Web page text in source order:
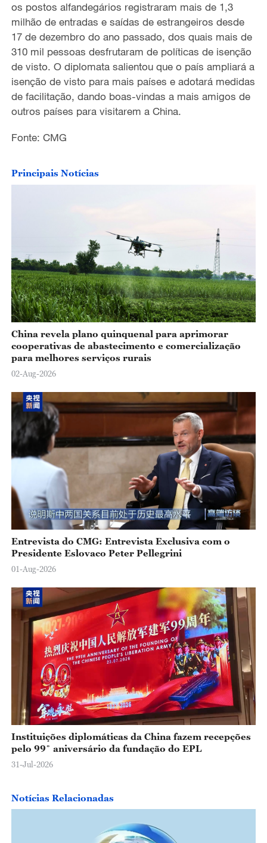
os postos alfandegários registraram mais de 1,3
milhão de entradas e saídas de estrangeiros desde
17 de dezembro do ano passado, dos quais mais de
310 mil pessoas desfrutaram de políticas de isenção
de visto. O diplomata salientou que o país ampliará a
isenção de visto para mais países e adotará medidas
de facilitação, dando boas-vindas a mais amigos de
outros países para visitarem a China.
Fonte: CMG
Principais Notícias
China revela plano quinquenal para aprimorar
cooperativas de abastecimento e comercialização
para melhores serviços rurais
02-Aug-2026
Entrevista do CMG: Entrevista Exclusiva com o
Presidente Eslovaco Peter Pellegrini
01-Aug-2026
Instituições diplomáticas da China fazem recepções
pelo 99˚ aniversário da fundação do EPL
31-Jul-2026
Notícias Relacionadas